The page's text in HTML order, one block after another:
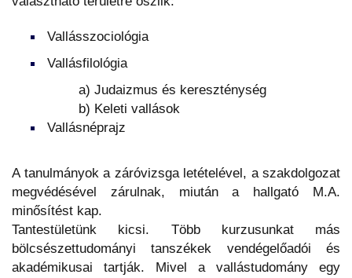
Vallásszociológia
Vallásfilológia
a) Judaizmus és kereszténység
b) Keleti vallások
Vallásnéprajz
A tanulmányok a záróvizsga letételével, a szakdolgozat
megvédésével zárulnak, miután a hallgató M.A.
minősítést kap.
Tantestületünk kicsi. Több kurzusunkat más
bölcsészettudományi tanszékek vendégelőadói és
akadémikusai tartják. Mivel a vallástudomány egy